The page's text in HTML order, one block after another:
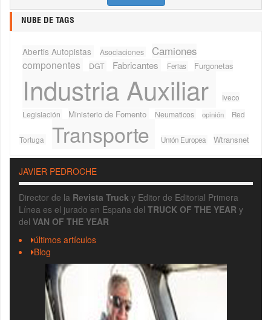
NUBE DE TAGS
Abertis Autopistas Asociaciones Camiones
componentes DGT Fabricantes Ferias Furgonetas
Industria Auxiliar
Iveco
Legislación
Ministerio de Fomento Neumaticos opinión Red
Tortuga Transporte Unión Europea Wtransnet
JAVIER PEDROCHE
Director de la Revista Truck y Editor de Editorial Primera
Línea es el jurado en España del TRUCK OF THE YEAR y
del VAN OF THE YEAR
últimos artículos
Blog